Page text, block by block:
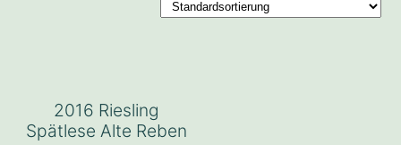
2016 Riesling
Spätlese Alte Reben